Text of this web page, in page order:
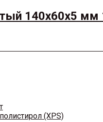
140х60х5 мм
(XPS)